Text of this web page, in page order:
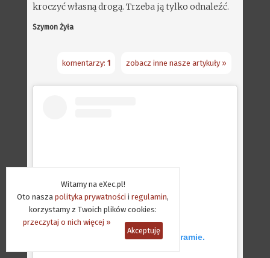
Witamy na eXec.pl!
Oto nasza polityka prywatności i regulamin,
korzystamy z Twoich plików cookies:
przeczytaj o nich więcej »
Akceptuję
kroczyć własną drogą. Trzeba ją tylko odnaleźć.
Szymon Żyła
zobacz inne nasze artykuły »
komentarzy: 1
Wyświetl ten post na Instagramie.